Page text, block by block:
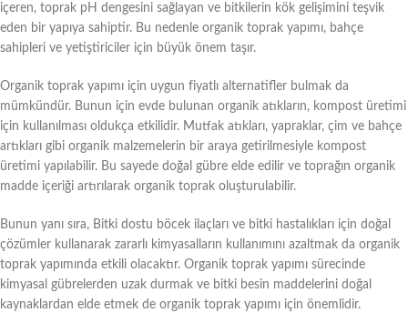
içeren, toprak pH dengesini sağlayan ve bitkilerin kök gelişimini teşvik
eden bir yapıya sahiptir. Bu nedenle organik toprak yapımı, bahçe
sahipleri ve yetiştiriciler için büyük önem taşır.
Organik toprak yapımı için uygun fiyatlı alternatifler bulmak da
mümkündür. Bunun için evde bulunan organik atıkların, kompost üretimi
için kullanılması oldukça etkilidir. Mutfak atıkları, yapraklar, çim ve bahçe
artıkları gibi organik malzemelerin bir araya getirilmesiyle kompost
üretimi yapılabilir. Bu sayede doğal gübre elde edilir ve toprağın organik
madde içeriği artırılarak organik toprak oluşturulabilir.
Bunun yanı sıra, Bitki dostu böcek ilaçları ve bitki hastalıkları için doğal
çözümler kullanarak zararlı kimyasalların kullanımını azaltmak da organik
toprak yapımında etkili olacaktır. Organik toprak yapımı sürecinde
kimyasal gübrelerden uzak durmak ve bitki besin maddelerini doğal
kaynaklardan elde etmek de organik toprak yapımı için önemlidir.